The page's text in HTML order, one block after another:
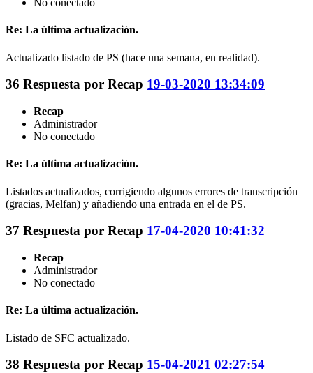
No conectado
Re: La última actualización.
Actualizado listado de PS (hace una semana, en realidad).
36 Respuesta por Recap 19-03-2020 13:34:09
Recap
Administrador
No conectado
Re: La última actualización.
Listados actualizados, corrigiendo algunos errores de transcripción
(gracias, Melfan) y añadiendo una entrada en el de PS.
37 Respuesta por Recap 17-04-2020 10:41:32
Recap
Administrador
No conectado
Re: La última actualización.
Listado de SFC actualizado.
38 Respuesta por Recap 15-04-2021 02:27:54